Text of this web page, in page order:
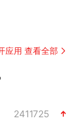
应用 查看全部
2411725